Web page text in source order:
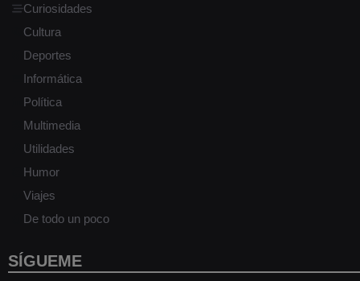
Curiosidades
Cultura
Deportes
Informática
Política
Multimedia
Utilidades
Humor
Viajes
De todo un poco
SÍGUEME